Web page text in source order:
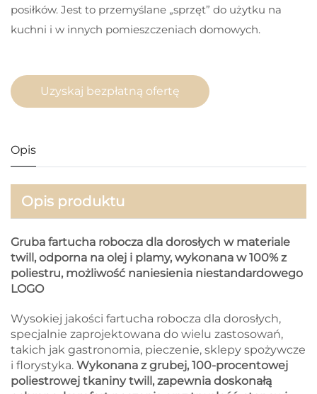
posiłków. Jest to przemyślane „sprzęt” do użytku na
kuchni i w innych pomieszczeniach domowych.
Uzyskaj bezpłatną ofertę
Opis
Opis produktu
Gruba fartucha robocza dla dorosłych w materiale
twill, odporna na olej i plamy, wykonana w 100% z
poliestru, możliwość naniesienia niestandardowego
LOGO
Wysokiej jakości fartucha robocza dla dorosłych,
specjalnie zaprojektowana do wielu zastosowań,
takich jak gastronomia, pieczenie, sklepy spożywcze
i florystyka. Wykonana z grubej, 100-procentowej
poliestrowej tkaniny twill, zapewnia doskonałą